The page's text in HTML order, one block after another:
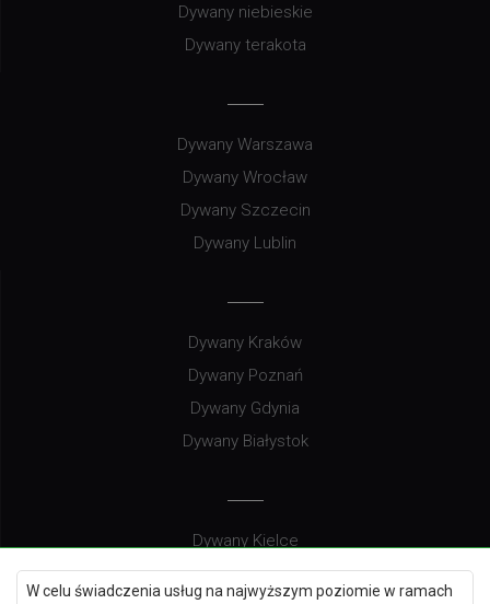
W celu świadczenia usług na najwyższym poziomie w ramach
Dywany niebieskie
Dywany terakota
Dywany Warszawa
Dywany Wrocław
Dywany Szczecin
Dywany Lublin
Dywany Kraków
Dywany Poznań
Dywany Gdynia
Dywany Białystok
Dywany Kielce
Dywany Gdańsk